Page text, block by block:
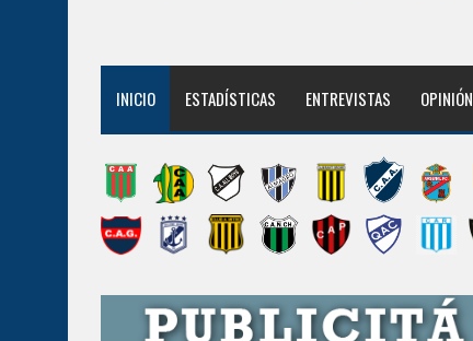
INICIO ESTADÍSTICAS ENTREVISTAS OPINIÓN